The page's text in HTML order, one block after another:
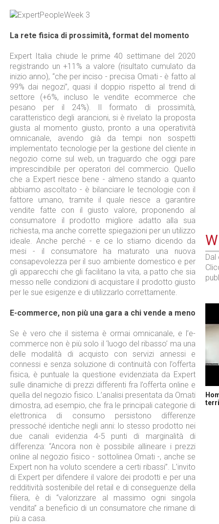
La rete fisica di prossimità, format del momento
Expert Italia chiude le prime 40 settimane del 2020
registrando un +11% a valore (risultato cumulato da
inizio anno), “che per inciso - precisa Omati - è fatto al
99% dai negozi”, quasi il doppio rispetto al trend di
settore (+6%, incluso le vendite ecommerce che
pesano per il 24%). Il formato di prossimità,
caratteristico degli arancioni, si è rivelato la proposta
giusta al momento giusto, pronto a una operatività
omnicanale, avendo già da tempi non sospetti
implementato tecnologie per la gestione del cliente in
negozio come sul web, un traguardo che oggi pare
imprescindibile per operatori del commercio. Quello
che a Expert riesce bene - almeno stando a quanto
abbiamo ascoltato - è bilanciare le tecnologie con il
fattore umano, tramite il quale riesce a garantire
vendite fatte con il giusto valore, proponendo al
consumatore il prodotto migliore adatto alla sua
richiesta, ma anche corrette spiegazioni per un utilizzo
ideale. Anche perché - e ce lo stiamo dicendo da
mesi - il consumatore ha maturato una nuova
consapevolezza per il suo ambiente domestico e per
gli apparecchi che gli facilitano la vita, a patto che sia
messo nelle condizioni di acquistare il prodotto giusto
per le sue esigenze e di utilizzarlo correttamente.
E-commerce, non più una gara a chi vende a meno
Se è vero che il sistema è ormai omnicanale, e l’e-
commerce non è più solo il ‘luogo del ribasso’ ma una
delle modalità di acquisto con servizi annessi e
connessi e senza soluzione di continuità con l’offerta
fisica, è puntuale la questione evidenziata da Expert
sulle dinamiche di prezzi differenti fra l’offerta online e
quella del negozio fisico. L’analisi presentata da Omati
dimostra, ad esempio, che fra le principali categorie di
elettronica di consumo persistono differenze
pressoché identiche negli anni: lo stesso prodotto nei
due canali evidenzia 4-5 punti di marginalità di
differenza: “Ancora non è possibile allineare i prezzi
online al negozio fisico - sottolinea Omati -, anche se
Expert non ha voluto scendere a certi ribassi”. L’invito
di Expert per difendere il valore dei prodotti e per una
redditività sostenibile del retail e di conseguenze della
filiera, è di “valorizzare al massimo ogni singola
vendita” a beneficio di un consumatore che rimane di
più a casa.